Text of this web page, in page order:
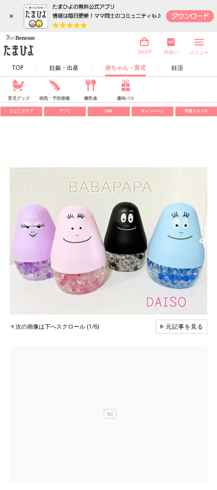
×
TOP 妊娠・出産 赤ちゃん・育児 妊活
SHOP 内祝い メニュー
育児グッズ 病気・予防接種 離乳食 優待パス
ひよこクラブ アプリ SNS キャンペーン 写真スタジオ
▼次の画像は下へスクロール (1/6) ▶元記事を見る